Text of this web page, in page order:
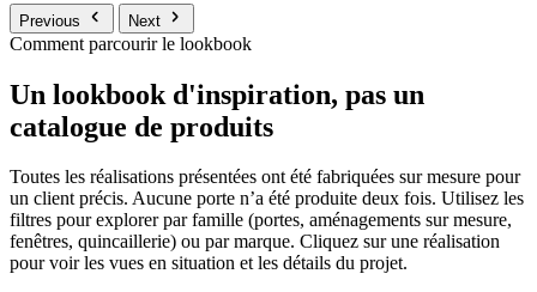
Previous Next
Comment parcourir le lookbook
Un lookbook d'inspiration, pas un
catalogue de produits
Toutes les réalisations présentées ont été fabriquées sur mesure pour
un client précis. Aucune porte n’a été produite deux fois. Utilisez les
filtres pour explorer par famille (portes, aménagements sur mesure,
fenêtres, quincaillerie) ou par marque. Cliquez sur une réalisation
pour voir les vues en situation et les détails du projet.